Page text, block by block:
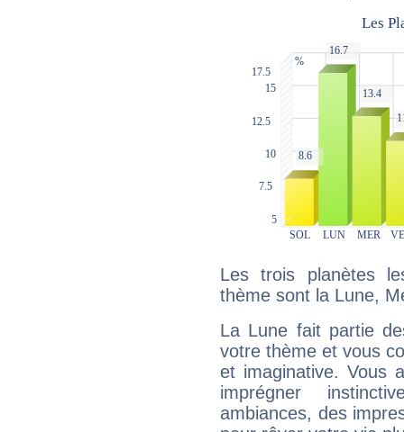
Les trois planètes
thème sont la Lune,
La Lune fait partie
votre thème et vous
et imaginative. Vous
imprégner
ambiances, des